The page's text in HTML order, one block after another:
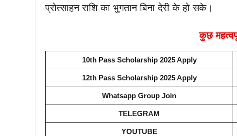
प्रोत्साहन राशि का भुगतान बिना देरी के हो सके।
कुछ
10th Pass Scholarship 2025 Apply
12th Pass Scholarship 2025 Apply
Whatsapp Group Join
TELEGRAM
YOUTUBE